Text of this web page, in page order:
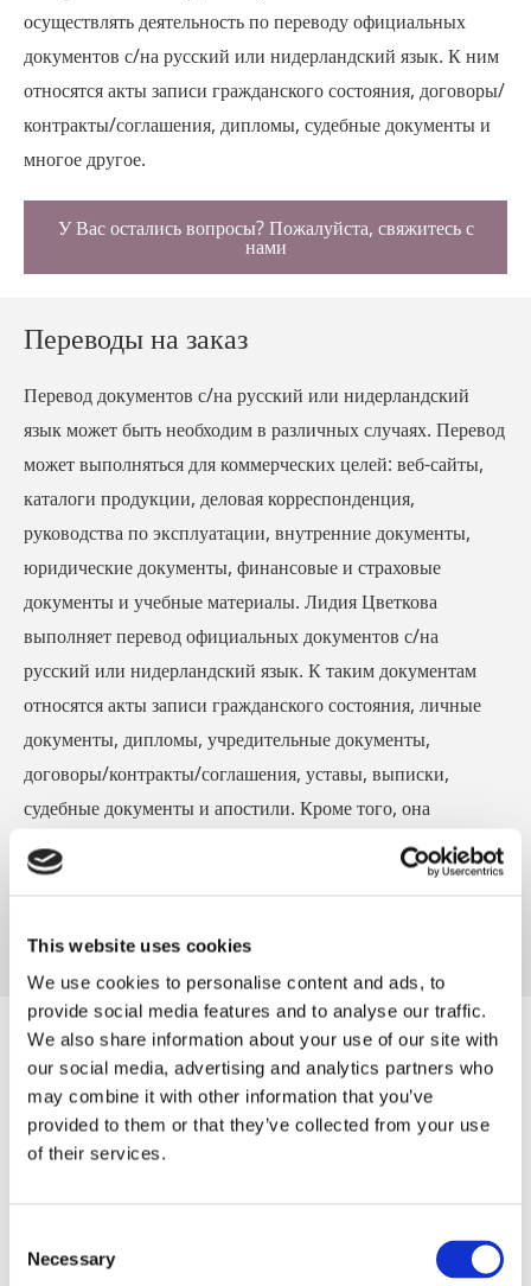
This website uses cookies
We use cookies to personalise content and ads, to
provide social media features and to analyse our traffic.
We also share information about your use of our site with
our social media, advertising and analytics partners who
may combine it with other information that you’ve
provided to them or that they’ve collected from your use
of their services.
Selection
Necessary
осуществлять деятельность по переводу официальных
документов с/на русский или нидерландский язык. К ним
относятся акты записи гражданского состояния, договоры/
контракты/соглашения, дипломы, судебные документы и
многое другое.
У Вас остались вопросы? Пожалуйста, свяжитесь с
нами
Переводы на заказ
Перевод документов с/на русский или нидерландский
язык может быть необходим в различных случаях. Перевод
может выполняться для коммерческих целей: веб-сайты,
каталоги продукции, деловая корреспонденция,
руководства по эксплуатации, внутренние документы,
юридические документы, финансовые и страховые
документы и учебные материалы. Лидия Цветкова
выполняет перевод официальных документов с/на
русский или нидерландский язык. К таким документам
относятся акты записи гражданского состояния, личные
документы, дипломы, учредительные документы,
договоры/контракты/соглашения, уставы, выписки,
судебные документы и апостили. Кроме того, она
предоставляет услуги по корректуре/редактуре текстов с/
на русский, нидерландский или английский язык.
Дополнительная информация
О Лидии Цветковой
Лидия Цветкова переехала в Нидерланды когда ей было 12
лет. Владение двумя языками предопределило выбор в
пользу профессии переводчика. Не только различия, но и
Цветкова является выпускницей Школы перевода ITV,